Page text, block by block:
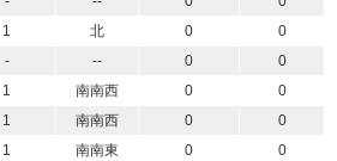
1 北 0
0
- -- 0
0
1 南南西 0
0
1 南南西 0
0
1 南南東 0
0